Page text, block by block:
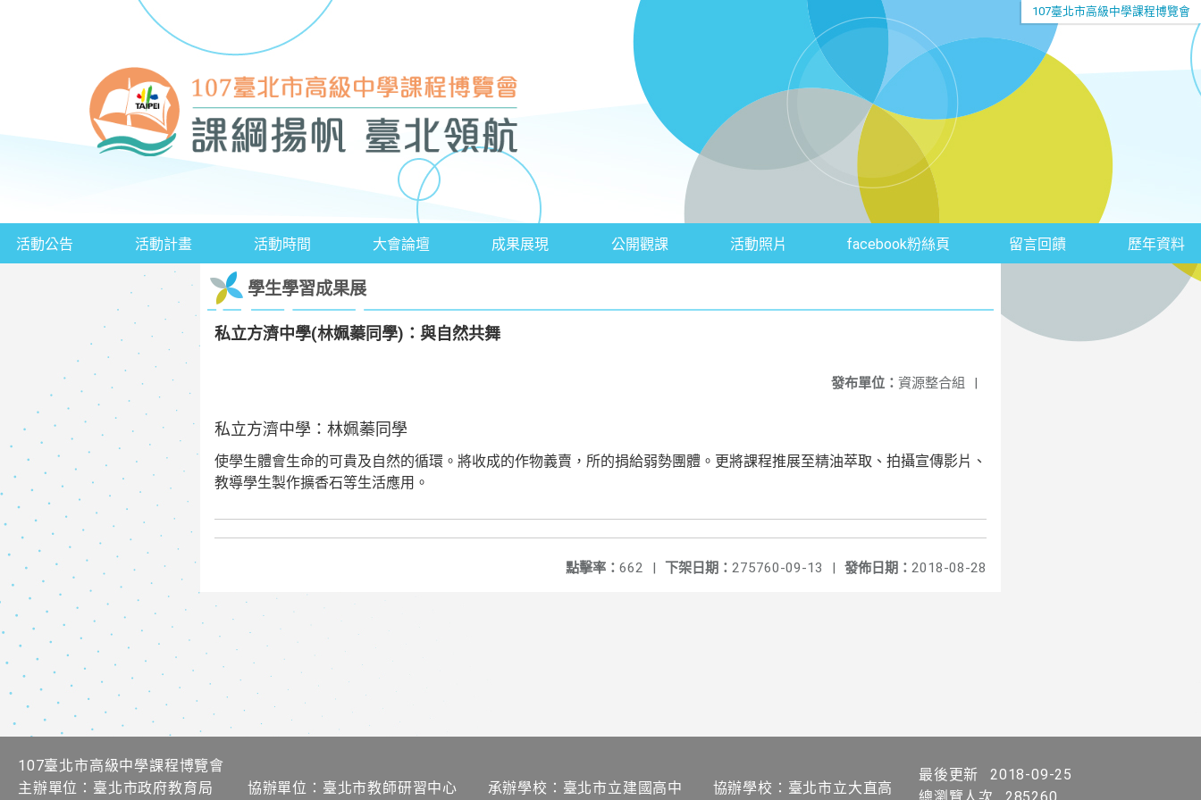
107臺北市高級中學課程博覽會
活動公告 活動計畫 活動時間 大會論壇 成果展現 公開觀課 活動照片 facebook粉絲頁 留言回饋 歷年資料
學生學習成果展
私立方濟中學(林姵蓁同學)：與自然共舞
發布單位： 資源整合組 |
私立方濟中學：林姵蓁同學
使學生體會生命的可貴及自然的循環。將收成的作物義賣，所的捐給弱勢團體。更將課程推展至精油萃取、拍攝宣傳影片、
教導學生製作擴香石等生活應用。
發佈日期： 2018-08-28
下架日期： 275760-09-13 |
點擊率： 662 |
107臺北市高級中學課程博覽會
主辦單位：臺北市政府教育局 協辦單位：臺北市教師研習中心 承辦學校：臺北市立建國高中 協辦學校：臺北市立大直高
最後更新
2018-09-25